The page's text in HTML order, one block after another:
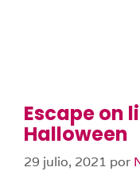
Escape on
Halloween
29 julio, 2021 por